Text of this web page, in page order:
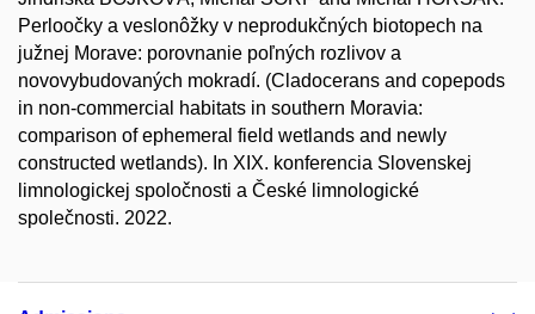
Perloočky a veslonôžky v neprodukčných biotopech na
južnej Morave: porovnanie poľných rozlivov a
novovybudovaných mokradí. (Cladocerans and copepods
in non-commercial habitats in southern Moravia:
comparison of ephemeral field wetlands and newly
constructed wetlands). In XIX. konferencia Slovenskej
limnologickej spoločnosti a České limnologické
společnosti. 2022.